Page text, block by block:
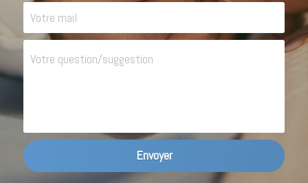
Votre mail
Votre question/suggestion
Envoyer